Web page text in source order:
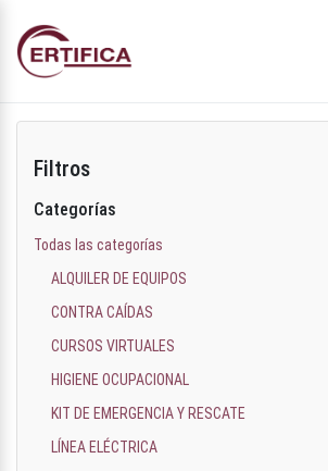
Filtros
Categorías
Todas las categorías
ALQUILER DE EQUIPOS
CONTRA CAÍDAS
CURSOS VIRTUALES
HIGIENE OCUPACIONAL
KIT DE EMERGENCIA Y RESCATE
LÍNEA ELÉCTRICA